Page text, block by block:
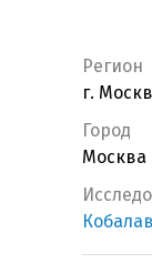
Регион
г.
Город
Москва